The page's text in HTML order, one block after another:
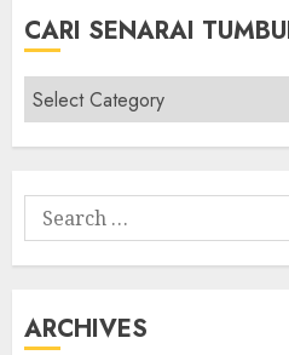
CARI SENARAI
Cari
Senarai
Tumbuhan
Search
for:
ARCHIVES